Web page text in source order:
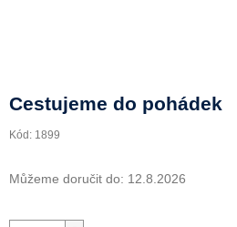
Cestujeme do pohádek
Kód: 1899
Můžeme doručit do: 12.8.2026